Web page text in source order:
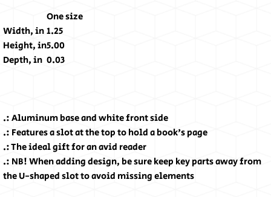
One size
Width, in1.25
Height, in5.00
Depth, in 0.03
.: Aluminum base and white front side
.: Features a slot at the top to hold a book's page
.: The ideal gift for an avid reader
.: NB! When adding design, be sure keep key parts away from
the U-shaped slot to avoid missing elements